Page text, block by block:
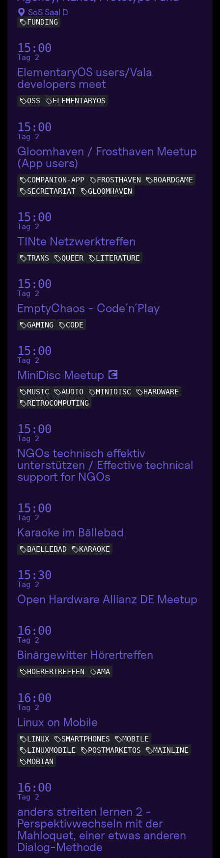
SoS Saal D
FUNDING
15:00
Tag 2
ElementaryOS users/Vala
developers meet
OSS ELEMENTARYOS
15:00
Tag 2
Gloomhaven / Frosthaven Meetup
(App users)
COMPANION-APP FROSTHAVEN
BOARDGAME
SECRETARIAT
GLOOMHAVEN
15:00
Tag 2
TINte Netzwerktreffen
TRANS QUEER LITERATURE
15:00
Tag 2
EmptyChaos - Code´n´Play
GAMING CODE
15:00
Tag 2
MiniDisc Meetup 💽
MUSIC AUDIO MINIDISC
HARDWARE
RETROCOMPUTING
15:00
Tag 2
NGOs technisch effektiv
unterstützen / Effective technical
support for NGOs
15:00
Tag 2
Karaoke im Bällebad
BAELLEBAD KARAOKE
15:30
Tag 2
Open Hardware Allianz DE Meetup
16:00
Tag 2
Binärgewitter Hörertreffen
HOERERTREFFEN AMA
16:00
Tag 2
Linux on Mobile
LINUX SMARTPHONES
MOBILE
LINUXMOBILE
POSTMARKETOS
MAINLINE
MOBIAN
16:00
Tag 2
anders streiten lernen 2 -
Perspektivwechseln mit der
Mahloquet, einer etwas anderen
Dialog-Methode